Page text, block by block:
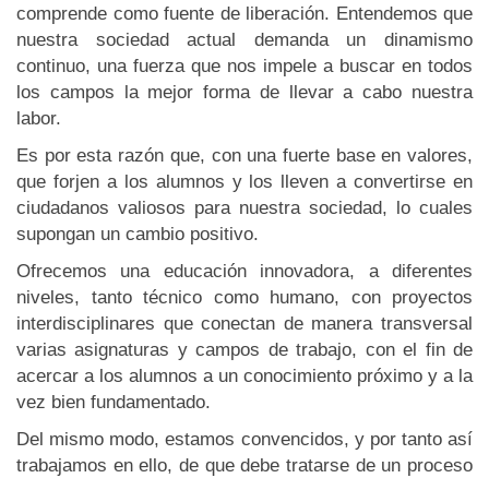
comprende como fuente de liberación. Entendemos que
nuestra sociedad actual demanda un dinamismo
continuo, una fuerza que nos impele a buscar en todos
los campos la mejor forma de llevar a cabo nuestra
labor.
Es por esta razón que, con una fuerte base en valores,
que forjen a los alumnos y los lleven a convertirse en
ciudadanos valiosos para nuestra sociedad, lo cuales
supongan un cambio positivo.
Ofrecemos una educación innovadora, a diferentes
niveles, tanto técnico como humano, con proyectos
interdisciplinares que conectan de manera transversal
varias asignaturas y campos de trabajo, con el fin de
acercar a los alumnos a un conocimiento próximo y a la
vez bien fundamentado.
Del mismo modo, estamos convencidos, y por tanto así
trabajamos en ello, de que debe tratarse de un proceso